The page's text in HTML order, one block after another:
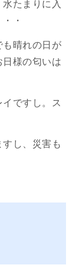
たまりに入
・
晴れの日が
様の匂いは
ですし。ス
し、災害も